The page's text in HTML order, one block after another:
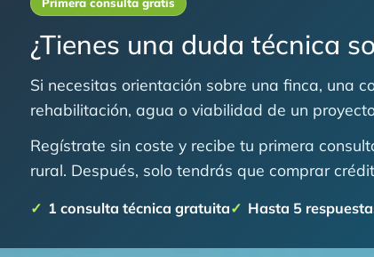
¿Tienes una duda técnica
Si necesitas orientación sobre una finca, una
rehabilitación, agua o viabilidad de un
Regístrate sin coste y recibe tu primera
rural. Después, solo tendrás que comprar
1 consulta técnica gratuita Hasta 5